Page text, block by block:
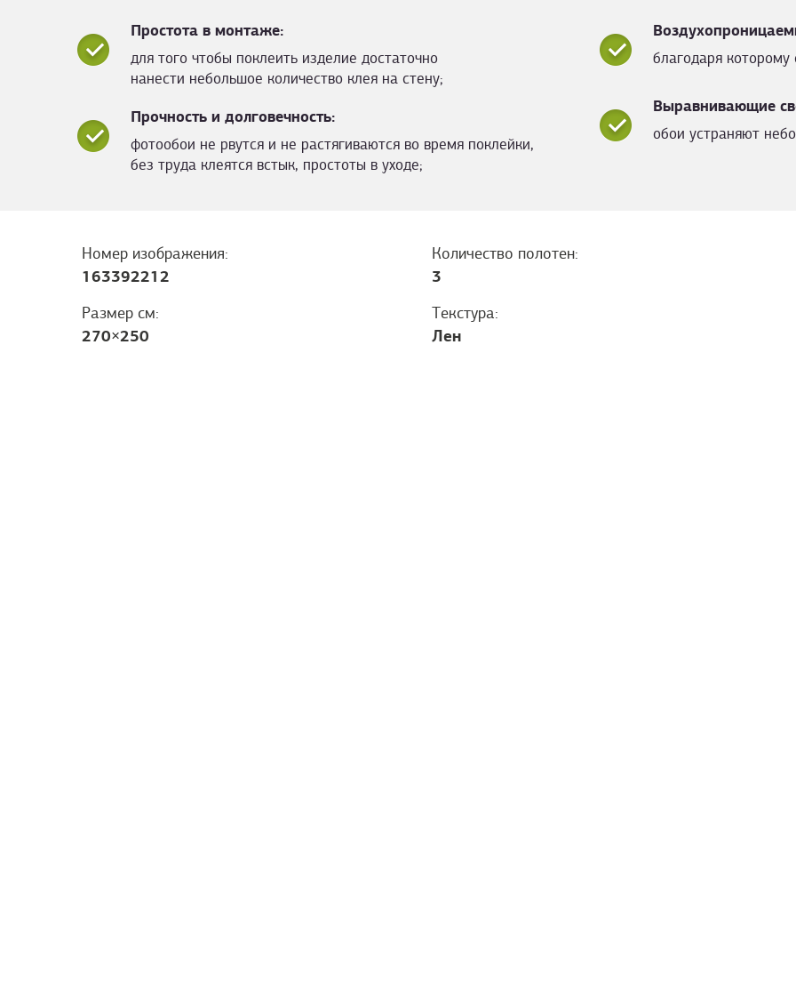
Простота в монтаже:
для того чтобы поклеить изделие достаточно
нанести небольшое количество клея на стену;
благодаря
Выравнивающие
обои устраняют
Прочность и долговечность:
фотообои не рвутся и не растягиваются во время поклейки,
без труда клеятся встык, простоты в уходе;
Номер изображения:
163392212
Количество полотен:
3
Размер см:
270×250
Текстура:
Лен